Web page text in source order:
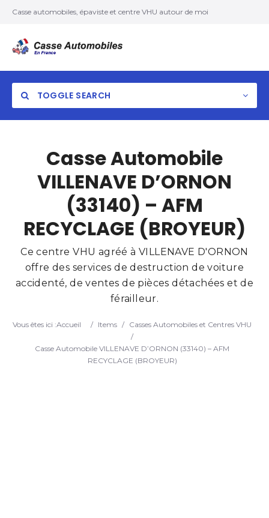
Casse automobiles, épaviste et centre VHU autour de moi
TOGGLE SEARCH
Search
Casse Automobile
VILLENAVE D’ORNON
(33140) – AFM
RECYCLAGE (BROYEUR)
Ce centre VHU agréé à VILLENAVE D'ORNON
offre des services de destruction de voiture
accidenté, de ventes de pièces détachées et de
férailleur.
Vous êtes ici :Accueil / Items / Casses Automobiles et Centres VHU
/
Casse Automobile VILLENAVE D’ORNON (33140) – AFM
RECYCLAGE (BROYEUR)